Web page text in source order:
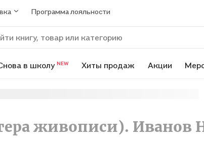
Программа лояльности
в школу NEW Хиты продаж Акции
живописи). Иванов